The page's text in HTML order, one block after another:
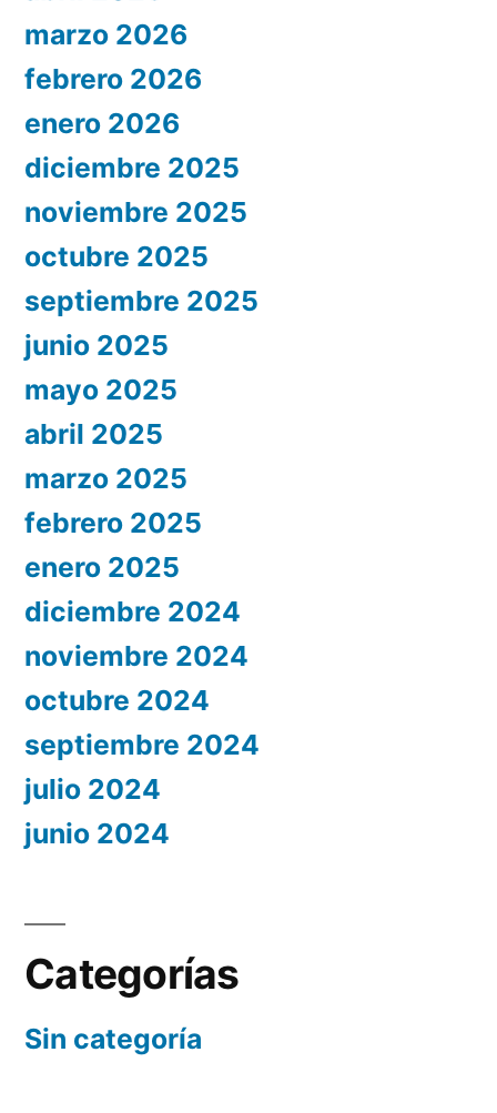
marzo 2026
febrero 2026
enero 2026
diciembre 2025
noviembre 2025
octubre 2025
septiembre 2025
junio 2025
mayo 2025
abril 2025
marzo 2025
febrero 2025
enero 2025
diciembre 2024
noviembre 2024
octubre 2024
septiembre 2024
julio 2024
junio 2024
Categorías
Sin categoría